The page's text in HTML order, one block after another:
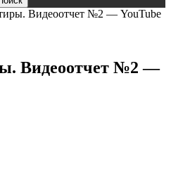
Видеоотчет №2 — YouTube
Видеоотчет №2 —